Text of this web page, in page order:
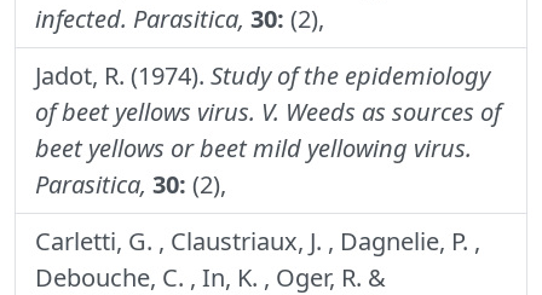
infected. Parasitica, 30: (2),
Jadot, R. (1974). Study of the epidemiology
of beet yellows virus. V. Weeds as sources of
beet yellows or beet mild yellowing virus.
Parasitica, 30: (2),
Carletti, G. , Claustriaux, J. , Dagnelie, P. ,
Debouche, C. , In, K. , Oger, R. &